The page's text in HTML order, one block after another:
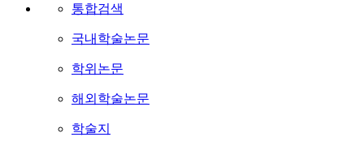
통합검색
국내학술논문
학위논문
해외학술논문
학술지